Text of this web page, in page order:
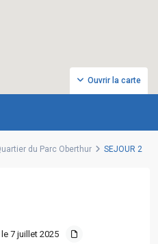
Ouvrir la carte
du Parc Oberthur SEJOUR 2
7 juillet 2025